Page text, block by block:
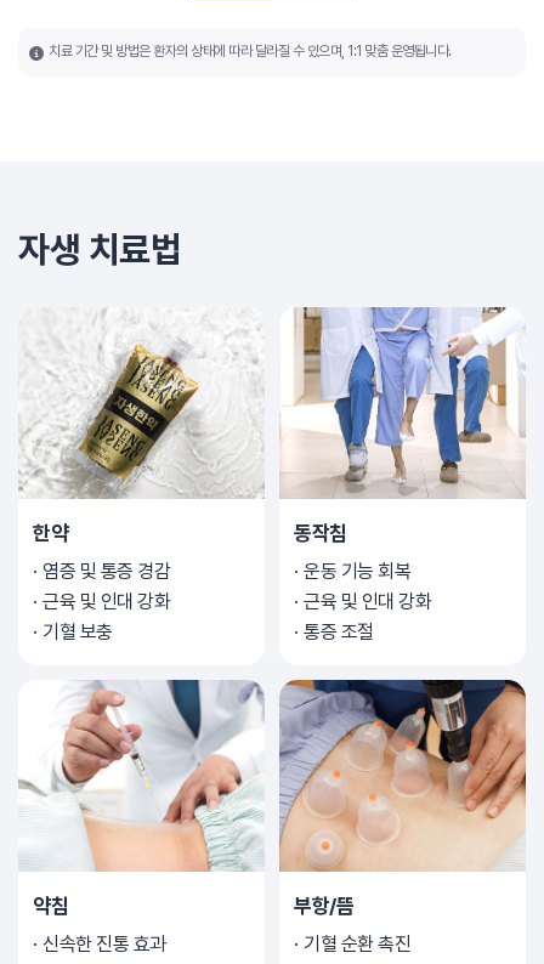
치료 기간 및 방법은 환자의 상태에 따라 달라질 수 있으며, 1:1 맞춤 운영됩니다.
자생 치료법
한약
염증 및 통증 경감
근육 및 인대 강화
기혈 보충
동작침
운동 기능 회복
근육 및 인대 강화
통증 조절
약침
신속한 진통 효과
부항/뜸
기혈 순환 촉진